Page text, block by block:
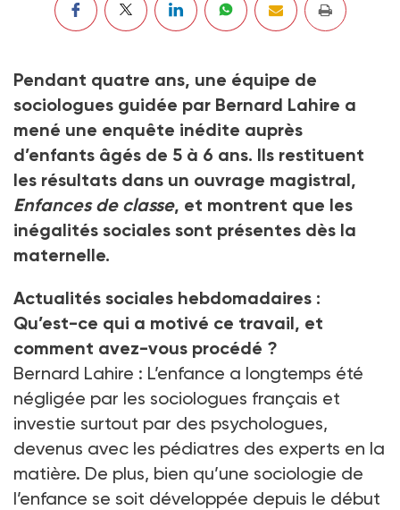
Pendant quatre ans, une équipe de
sociologues guidée par Bernard Lahire a
mené une enquête inédite auprès
d’enfants âgés de 5 à 6 ans. Ils restituent
les résultats dans un ouvrage magistral,
Enfances de classe, et montrent que les
inégalités sociales sont présentes dès la
maternelle.
Actualités sociales hebdomadaires :
Qu’est-ce qui a motivé ce travail, et
comment avez-vous procédé ?
Bernard Lahire : L’enfance a longtemps été
négligée par les sociologues français et
investie surtout par des psychologues,
devenus avec les pédiatres des experts en la
matière. De plus, bien qu’une sociologie de
l’enfance se soit développée depuis le début